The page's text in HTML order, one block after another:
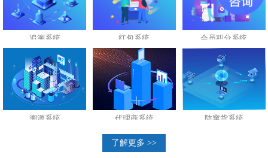
追溯系统 红包系统 会员积分系统
溯源系统 代理商系统 防窜货系统
了解更多 >>